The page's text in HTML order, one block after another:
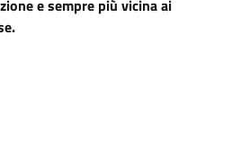
e sempre più vicina ai